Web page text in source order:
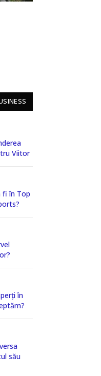
Viitor
fi în Top
în
său